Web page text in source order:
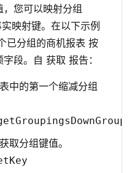
您可以映射分组
映射键。在以下示例
已分组的商机报表 按
段。自 获取 报告：
中的第一个缩减分组
取分组键值。